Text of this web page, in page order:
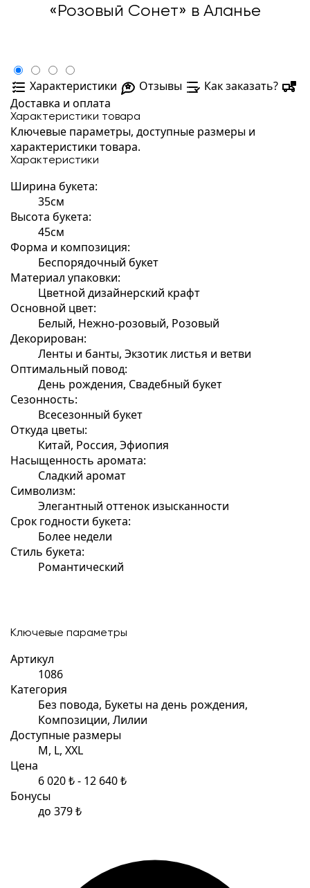
«Розовый Сонет» в Аланье
Характеристики Отзывы
Как заказать?
Доставка и оплата
Характеристики товара
Ключевые параметры, доступные размеры и
характеристики товара.
Характеристики
Ширина букета:
35см
Высота букета:
45см
Форма и композиция:
Беспорядочный букет
Материал упаковки:
Цветной дизайнерский крафт
Основной цвет:
Белый, Нежно-розовый, Розовый
Декорирован:
Ленты и банты, Экзотик листья и ветви
Оптимальный повод:
День рождения, Свадебный букет
Сезонность:
Всесезонный букет
Откуда цветы:
Китай, Россия, Эфиопия
Насыщенность аромата:
Сладкий аромат
Символизм:
Элегантный оттенок изысканности
Срок годности букета:
Более недели
Стиль букета:
Романтический
Ключевые параметры
Артикул
1086
Категория
Без повода, Букеты на день рождения,
Композиции, Лилии
Доступные размеры
M, L, XXL
Цена
6 020 ₺ - 12 640 ₺
Бонусы
до 379 ₺